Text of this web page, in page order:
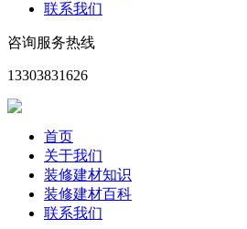
联系我们
咨询服务热线
13303831626
首页
关于我们
装修建材知识
装修建材百科
联系我们